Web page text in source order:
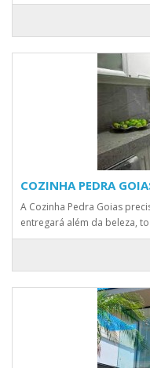
COZINHA PEDRA
A Cozinha Pedra Goias
entregará além da beleza,